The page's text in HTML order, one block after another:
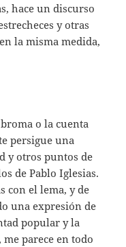
hace un discurso
y otras
la misma medida,
o la cuenta
persigue una
y otros puntos de
de Pablo Iglesias.
con el lema, y de
una expresión de
popular y la
parece en todo